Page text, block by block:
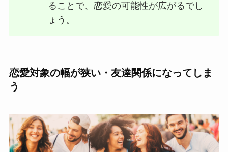
ることで、恋愛の可能性が広がるでし
ょう。
恋愛対象の幅が狭い・友達関係になってしま
う